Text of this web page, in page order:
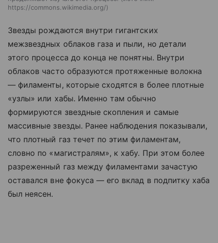
https://commons.wikimedia.org/
Звезды рождаются внутри гигантских
межзвездных облаков газа и пыли, но детали
этого процесса до конца не понятны. Внутри
облаков часто образуются протяженные волокна
— филаменты, которые сходятся в более плотные
«узлы» или хабы. Именно там обычно
формируются звездные скопления и самые
массивные звезды. Ранее наблюдения показывали,
что плотный газ течет по этим филаментам,
словно по «магистралям», к хабу. При этом более
разреженный газ между филаментами зачастую
оставался вне фокуса — его вклад в подпитку хаба
был неясен.